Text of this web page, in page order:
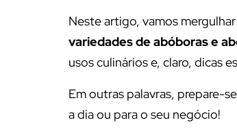
Neste artigo, vamos
variedades de abóboras e
usos culinários e, claro, dicas
Em outras palavras, prepare-
a dia ou para o seu negócio!